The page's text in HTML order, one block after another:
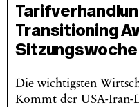
Transitioning
Die wichtigsten
Kommt der USA-Iran-